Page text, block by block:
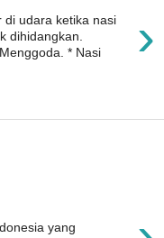
›
di udara ketika nasi
dihidangkan.
* Nasi
yang